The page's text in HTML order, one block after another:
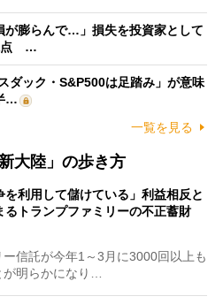
が膨らんで…」損失を投資家として
点 …
ダック・S&P500は足踏み」が意味
…
一覧を見る
大陸」の歩き方
を利用して儲けている」利益相反と
るトランプファミリーの不正蓄財
信託が今年1～3月に3000回以上も
明らかになり…